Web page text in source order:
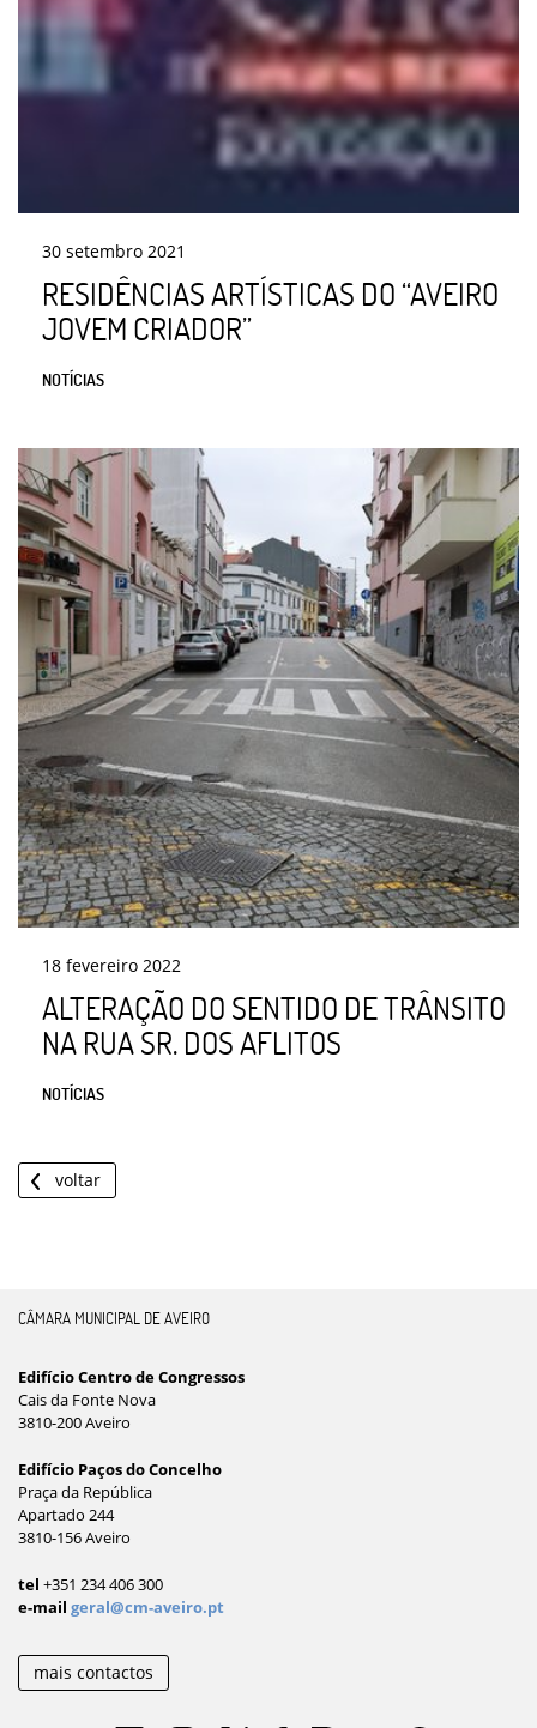
30 setembro 2021
RESIDÊNCIAS ARTÍSTICAS DO “AVEIRO
JOVEM CRIADOR”
NOTÍCIAS
18 fevereiro 2022
ALTERAÇÃO DO SENTIDO DE TRÂNSITO
NA RUA SR. DOS AFLITOS
NOTÍCIAS
voltar
CÂMARA MUNICIPAL DE AVEIRO
Edifício Centro de Congressos
Cais da Fonte Nova
3810-200 Aveiro
Edifício Paços do Concelho
Praça da República
Apartado 244
3810-156 Aveiro
tel +351 234 406 300
e-mail geral@cm-aveiro.pt
mais contactos